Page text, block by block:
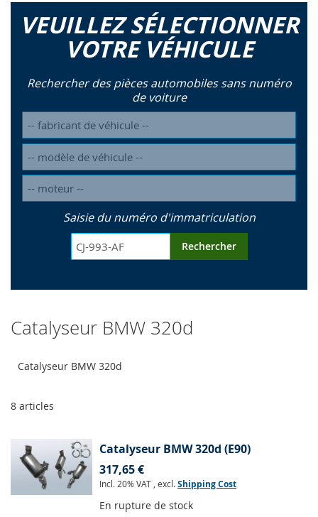
VEUILLEZ SÉLECTIONNER
VOTRE VÉHICULE
Rechercher des pièces automobiles sans numéro
de voiture
Saisie du numéro d'immatriculation
Rechercher
Catalyseur BMW 320d
Catalyseur BMW 320d
8 articles
Catalyseur BMW 320d (E90)
317,65 €
Incl. 20% VAT , excl.Shipping Cost
En rupture de stock